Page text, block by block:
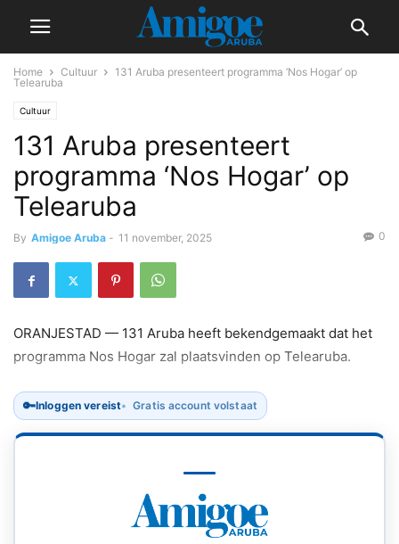
Home Cultuur
131 Aruba presenteert programma ‘Nos Hogar’ op
Telearuba
Cultuur
131 Aruba presenteert
programma ‘Nos Hogar’ op
Telearuba
By Amigoe Aruba - 11 november, 2025 0
ORANJESTAD — 131 Aruba heeft bekendgemaakt dat het
programma Nos Hogar zal plaatsvinden op Telearuba.
🔑Inloggen vereist Gratis account volstaat